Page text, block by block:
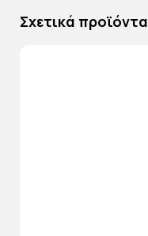
Σχετικά προϊόντα